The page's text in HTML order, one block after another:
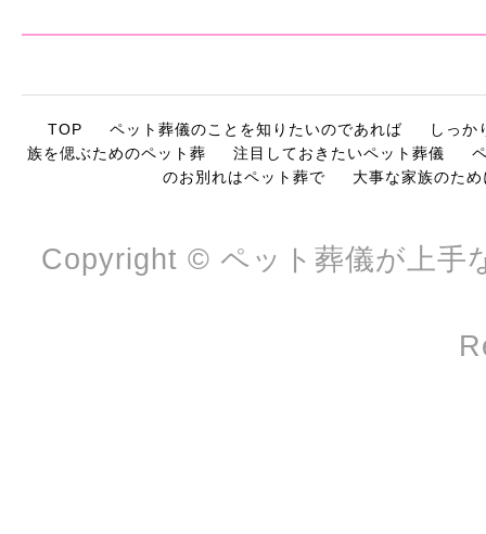
TOP ペット葬儀のことを知りたいのであれば
しっか
族を偲ぶためのペット葬
注目しておきたいペット葬儀
のお別れはペット葬で
大事な家族のた
Copyright © ペット葬儀が上手